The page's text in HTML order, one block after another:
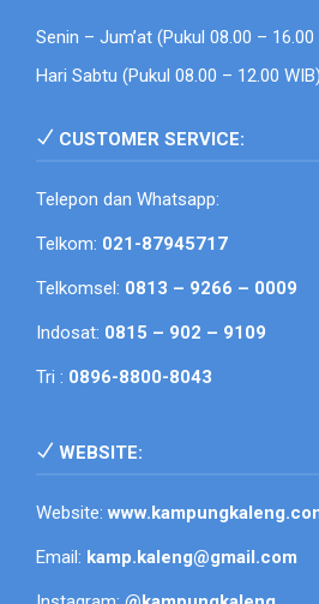
Senin – Jum’at (Pukul 08.00 – 16.00
Hari Sabtu (Pukul 08.00 – 12.00 WIB)
CUSTOMER SERVICE:
Telepon dan Whatsapp:
Telkom: 021-87945717
Telkomsel: 0813 – 9266 – 0009
Indosat: 0815 – 902 – 9109
Tri : 0896-8800-8043
WEBSITE:
Website:
Email: kamp.kaleng@gmail.com